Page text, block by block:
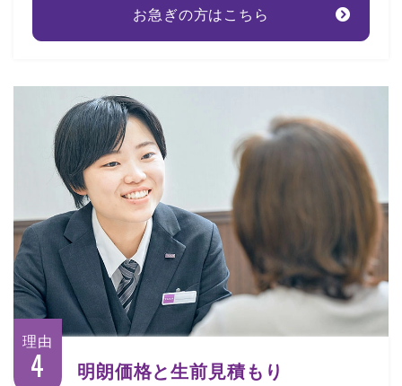
お急ぎの方はこちら
理由
4 明朗価格と生前見積もり